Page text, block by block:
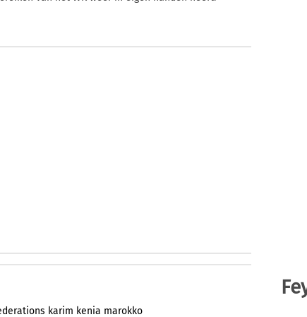
karim kenia marokko